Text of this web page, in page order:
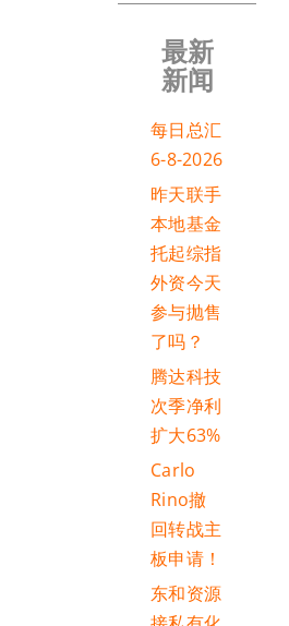
最新
新闻
每日总汇
6-8-2026
昨天联手
本地基金
托起综指
外资今天
参与抛售
了吗？
腾达科技
次季净利
扩大63%
Carlo
Rino撤
回转战主
板申请！
东和资源